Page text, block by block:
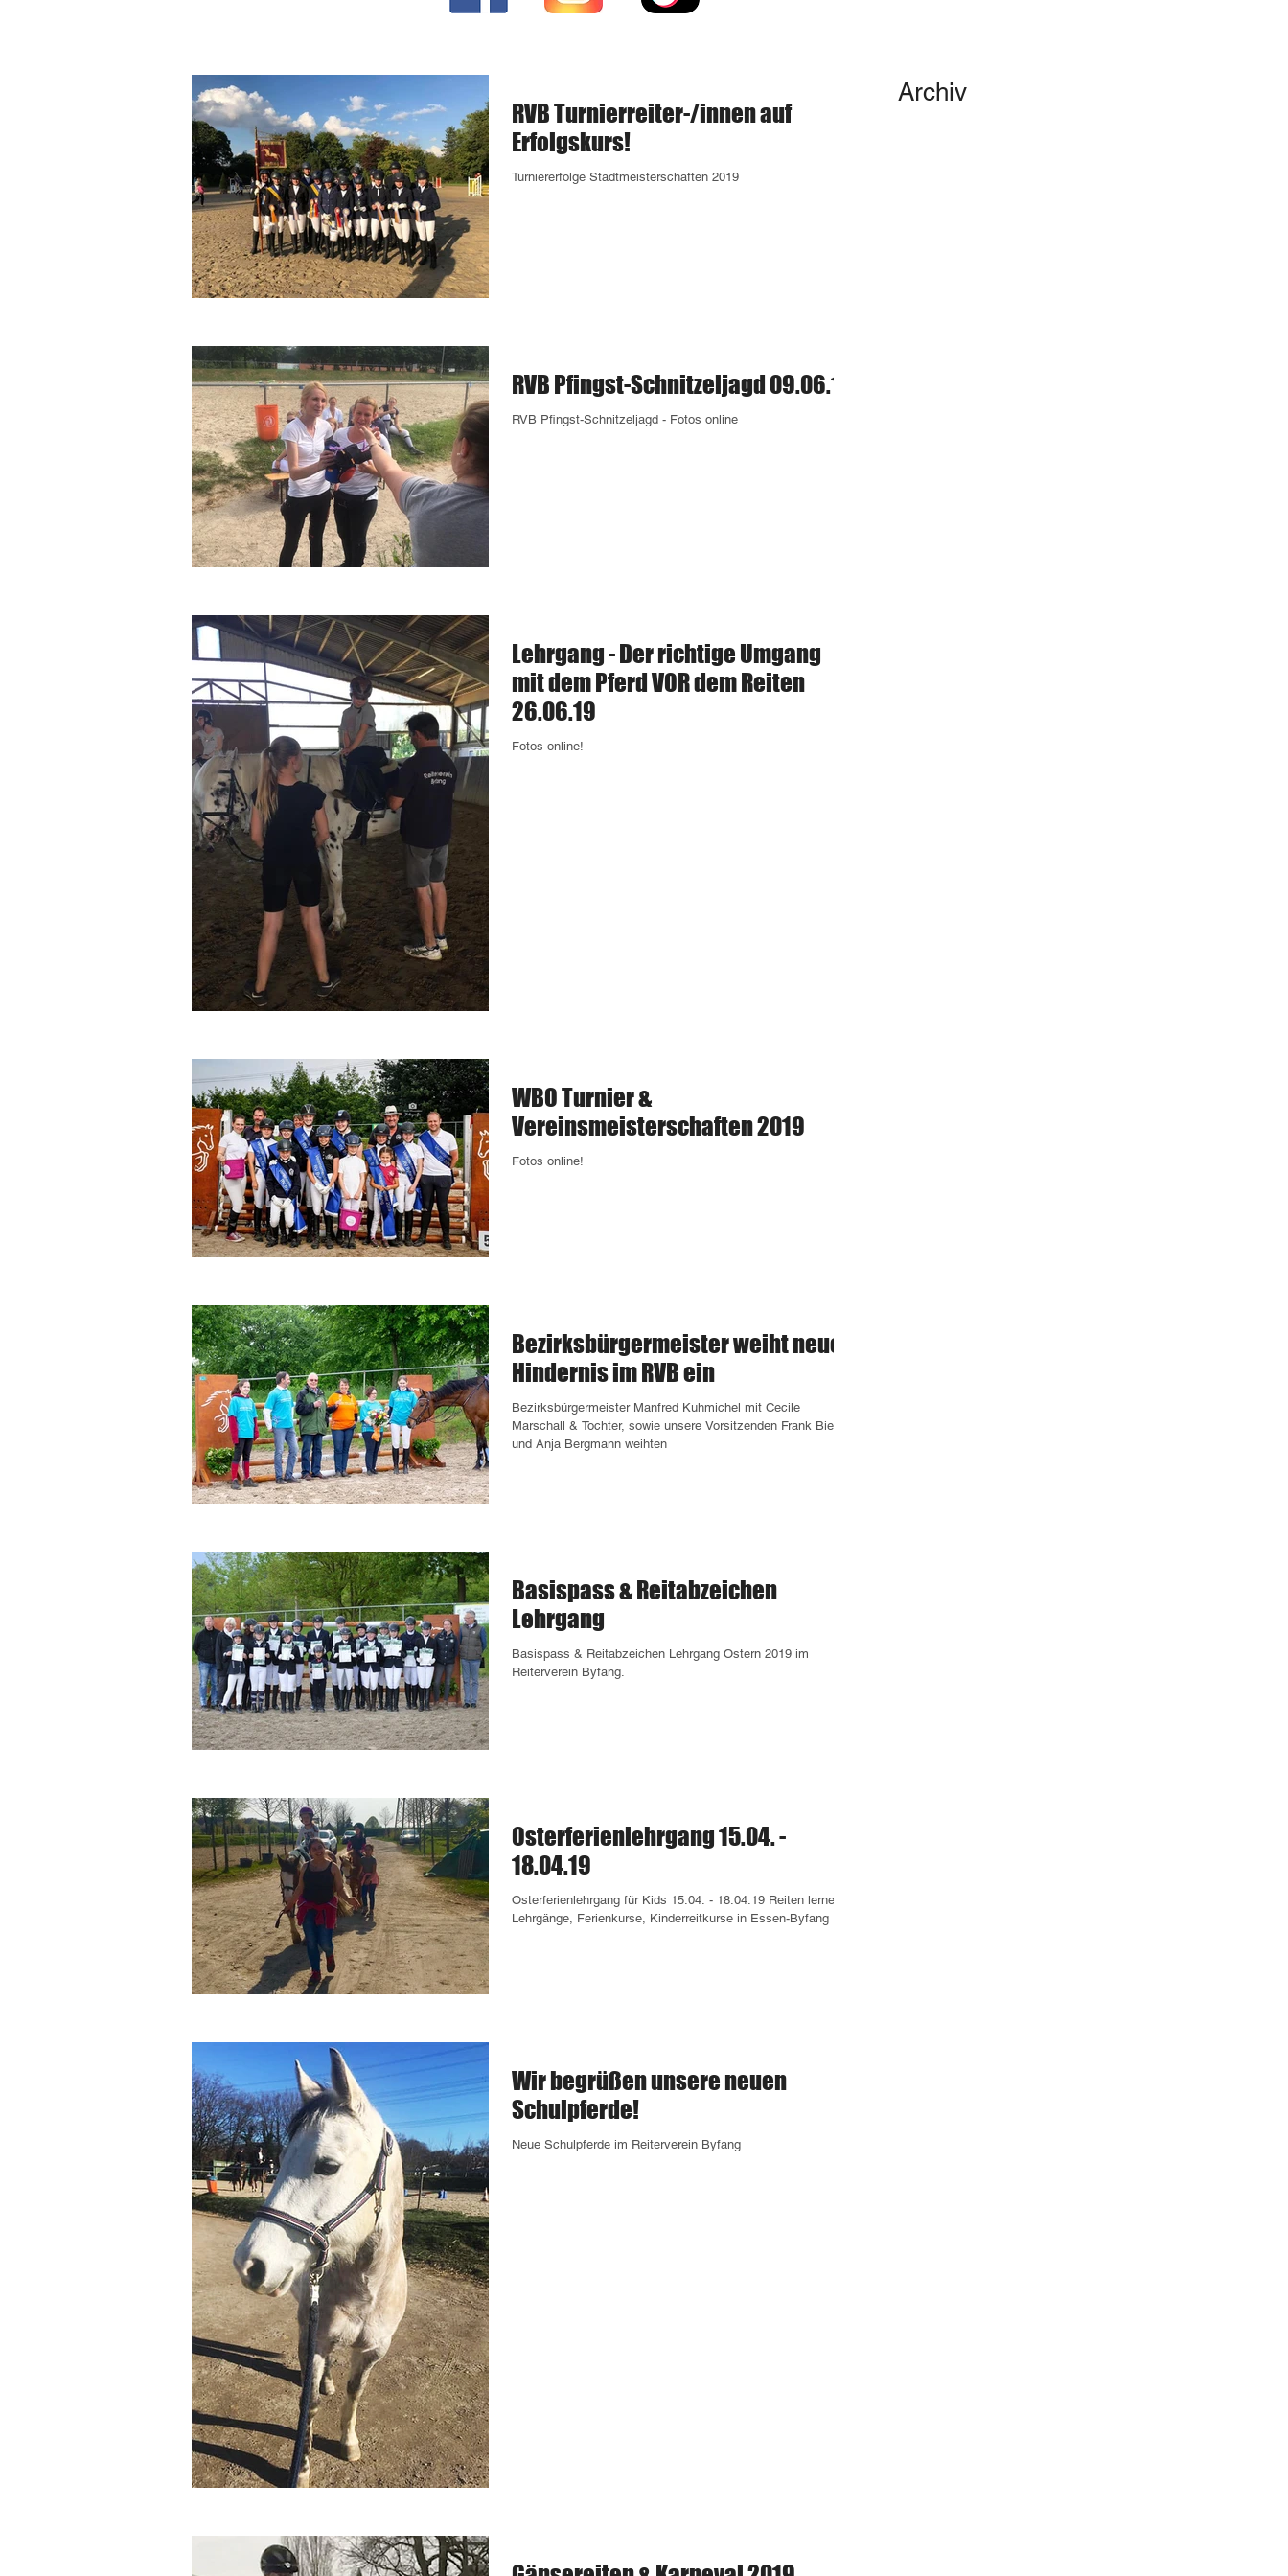
RVB Turnierreiter-/innen auf
Erfolgskurs!
Turniererfolge Stadtmeisterschaften 2019
RVB Pfingst-Schnitzeljagd 09.06.19
RVB Pfingst-Schnitzeljagd - Fotos online
Lehrgang - Der richtige Umgang
mit dem Pferd VOR dem Reiten
26.06.19
Fotos online! ​
WBO Turnier &
Vereinsmeisterschaften 2019
Fotos online!
Bezirksbürgermeister weiht neues
Hindernis im RVB ein
Bezirksbürgermeister Manfred Kuhmichel mit Cecile
Marschall & Tochter, sowie unsere Vorsitzenden Frank Biefel
und Anja Bergmann weihten
Basispass & Reitabzeichen
Lehrgang
Basispass & Reitabzeichen Lehrgang Ostern 2019 im
Reiterverein Byfang.
Osterferienlehrgang 15.04. -
18.04.19
Osterferienlehrgang für Kids 15.04. - 18.04.19 Reiten lernen,
Lehrgänge, Ferienkurse, Kinderreitkurse in Essen-Byfang
Wir begrüßen unsere neuen
Schulpferde!
Neue Schulpferde im Reiterverein Byfang
Archiv